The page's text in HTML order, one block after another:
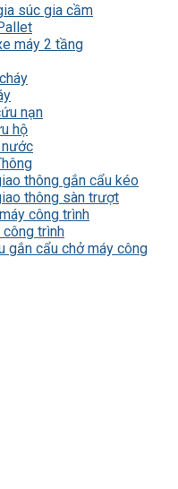
súc gia cầm
máy 2 tầng
nạn
hộ
thông gắn cẩu kéo
thông sàn trượt
công trình
trình
gắn cẩu chở máy công